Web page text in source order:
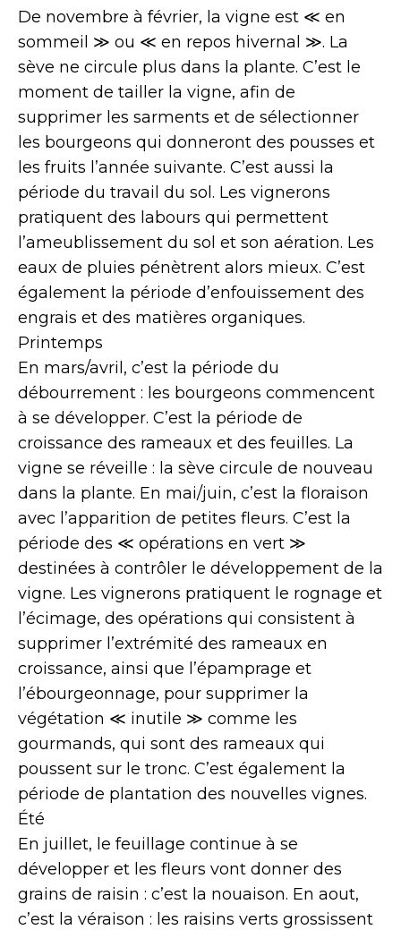
De novembre à février, la vigne est ≪ en
sommeil ≫ ou ≪ en repos hivernal ≫. La
sève ne circule plus dans la plante. C’est le
moment de tailler la vigne, afin de
supprimer les sarments et de sélectionner
les bourgeons qui donneront des pousses et
les fruits l’année suivante. C’est aussi la
période du travail du sol. Les vignerons
pratiquent des labours qui permettent
l’ameublissement du sol et son aération. Les
eaux de pluies pénètrent alors mieux. C’est
également la période d’enfouissement des
engrais et des matières organiques.
Printemps
En mars/avril, c’est la période du
débourrement : les bourgeons commencent
à se développer. C’est la période de
croissance des rameaux et des feuilles. La
vigne se réveille : la sève circule de nouveau
dans la plante. En mai/juin, c’est la floraison
avec l’apparition de petites fleurs. C’est la
période des ≪ opérations en vert ≫
destinées à contrôler le développement de la
vigne. Les vignerons pratiquent le rognage et
l’écimage, des opérations qui consistent à
supprimer l’extrémité des rameaux en
croissance, ainsi que l’épamprage et
l’ébourgeonnage, pour supprimer la
végétation ≪ inutile ≫ comme les
gourmands, qui sont des rameaux qui
poussent sur le tronc. C’est également la
période de plantation des nouvelles vignes.
Été
En juillet, le feuillage continue à se
développer et les fleurs vont donner des
grains de raisin : c’est la nouaison. En aout,
c’est la véraison : les raisins verts grossissent